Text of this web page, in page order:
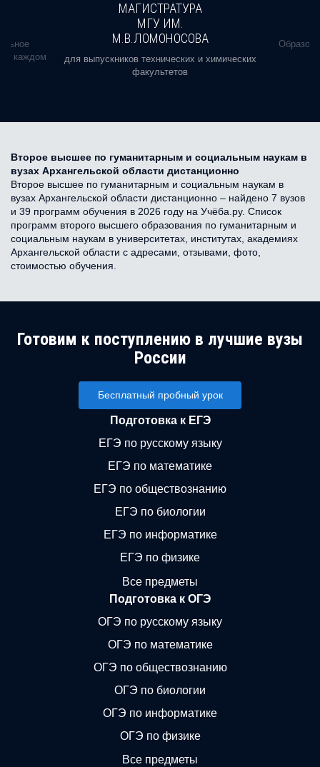
в каждом
МАГИСТРАТУРА
МГУ ИМ.
М.В.ЛОМОНОСОВА
для выпускников технических и химических
факультетов
Второе высшее по гуманитарным и социальным наукам в
вузах Архангельской области дистанционно
Второе высшее по гуманитарным и социальным наукам в
вузах Архангельской области дистанционно – найдено 7 вузов
и 39 программ обучения в 2026 году на Учёба.ру. Список
программ второго высшего образования по гуманитарным и
социальным наукам в университетах, институтах, академиях
Архангельской области с адресами, отзывами, фото,
стоимостью обучения.
Готовим к поступлению в лучшие вузы
России
Бесплатный пробный урок
Подготовка к ЕГЭ
ЕГЭ по русскому языку
ЕГЭ по математике
ЕГЭ по обществознанию
ЕГЭ по биологии
ЕГЭ по информатике
ЕГЭ по физике
Все предметы
Подготовка к ОГЭ
ОГЭ по русскому языку
ОГЭ по математике
ОГЭ по обществознанию
ОГЭ по биологии
ОГЭ по информатике
ОГЭ по физике
Все предметы